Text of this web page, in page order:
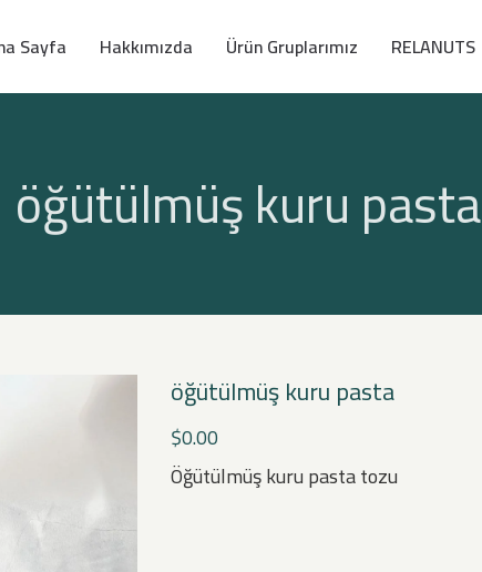
Sayfa Hakkımızda Ürün Gruplarımız RELANUTS
öğütülmüş kuru pasta
öğütülmüş kuru pasta
$0.00
Öğütülmüş kuru pasta tozu